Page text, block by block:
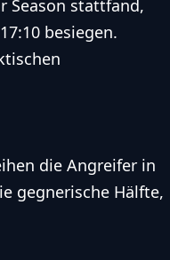
Season stattfand,
besiegen.
die Angreifer in
gegnerische Hälfte,